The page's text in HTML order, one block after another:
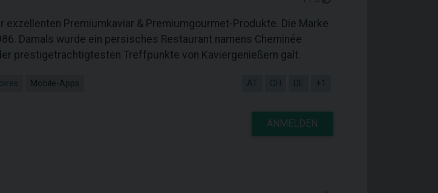
exzellenten Premiumkaviar & Premiumgourmet-Produkte. Die Marke
Damals wurde ein persisches Restaurant namens Cheminée
prestigeträchtigtesten Treffpunkte von Kaviergenießern galt.
Mobile-Apps AT CH DE +1
ANMELDEN